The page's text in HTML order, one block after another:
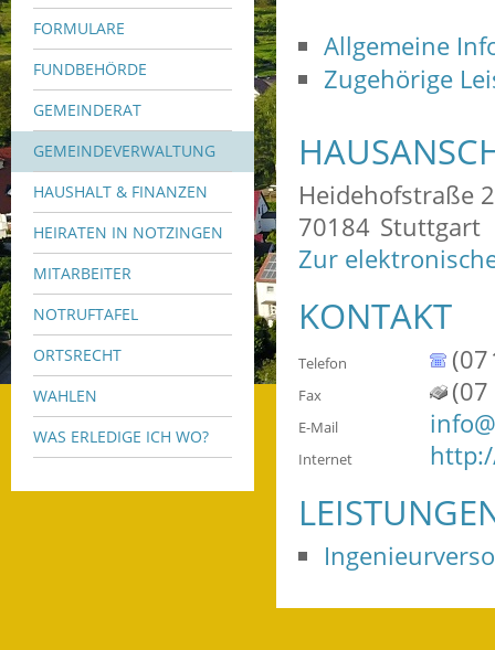
FORMULARE
FUNDBEHÖRDE
GEMEINDERAT
GEMEINDEVERWALTUNG
HAUSHALT & FINANZEN
HEIRATEN IN NOTZINGEN
MITARBEITER
NOTRUFTAFEL
ORTSRECHT
WAHLEN
WAS ERLEDIGE ICH WO?
Allgemeine
Zugehörige
Heidehofstraße
70184 Stuttgart
Zur
KONTAKT
Telefon (07
Fax (07
E-Mail
Internet